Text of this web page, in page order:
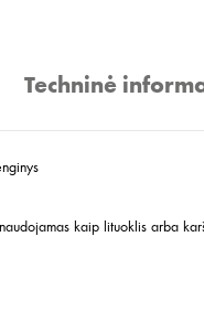
Techninė
kaip lituoklis arba